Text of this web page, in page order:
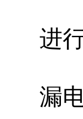
进行
漏电